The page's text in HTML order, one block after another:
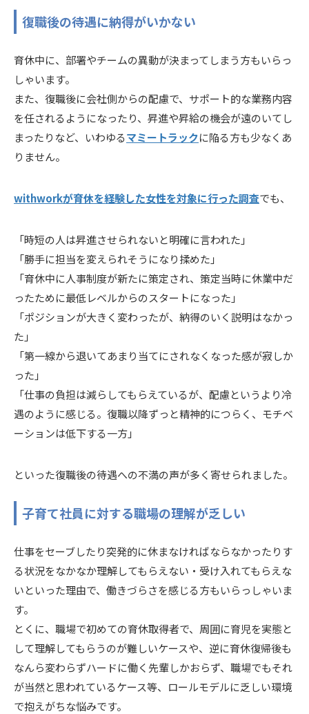
復職後の待遇に納得がいかない
育休中に、部署やチームの異動が決まってしまう方もいらっ
しゃいます。
また、復職後に会社側からの配慮で、サポート的な業務内容
を任されるようになったり、昇進や昇給の機会が遠のいてし
まったりなど、いわゆるマミートラックに陥る方も少なくあ
りません。
withworkが育休を経験した女性を対象に行った調査でも、
「時短の人は昇進させられないと明確に言われた」
「勝手に担当を変えられそうになり揉めた」
「育休中に人事制度が新たに策定され、策定当時に休業中だ
ったために最低レベルからのスタートになった」
「ポジションが大きく変わったが、納得のいく説明はなかっ
た」
「第一線から退いてあまり当てにされなくなった感が寂しか
った」
「仕事の負担は減らしてもらえているが、配慮というより冷
遇のように感じる。復職以降ずっと精神的につらく、モチベ
ーションは低下する一方」
といった復職後の待遇への不満の声が多く寄せられました。
子育て社員に対する職場の理解が乏しい
仕事をセーブしたり突発的に休まなければならなかったりす
る状況をなかなか理解してもらえない・受け入れてもらえな
いといった理由で、働きづらさを感じる方もいらっしゃいま
す。
とくに、職場で初めての育休取得者で、周囲に育児を実態と
して理解してもらうのが難しいケースや、逆に育休復帰後も
なんら変わらずハードに働く先輩しかおらず、職場でもそれ
が当然と思われているケース等、ロールモデルに乏しい環境
で抱えがちな悩みです。